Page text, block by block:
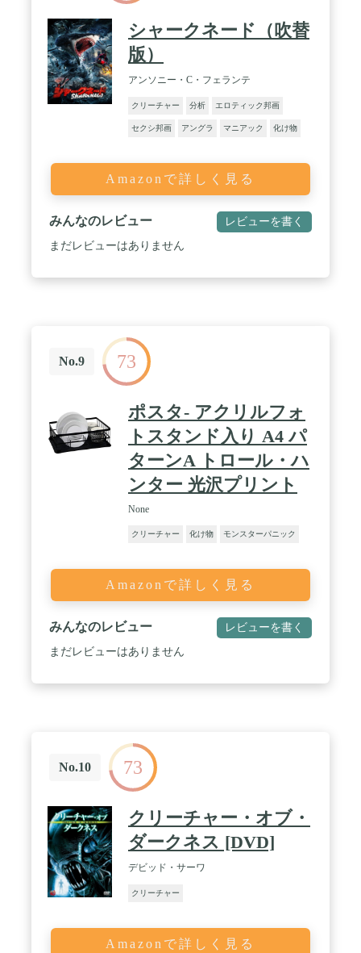
シャークネード（吹替
版）
アンソニー・C・フェランテ
クリーチャー 分析 エロティック邦画
セクシ邦画 アングラ マニアック 化け物
Amazonで詳しく見る
みんなのレビュー レビューを書く
まだレビューはありません
No.9 73
ポスタ- アクリルフォ
トスタンド入り A4 パ
ターンA トロール・ハ
ンター 光沢プリント
None
クリーチャー 化け物 モンスターパニック
Amazonで詳しく見る
みんなのレビュー レビューを書く
まだレビューはありません
No.10 73
クリーチャー・オブ・
ダークネス [DVD]
デビッド・サーワ
クリーチャー
Amazonで詳しく見る